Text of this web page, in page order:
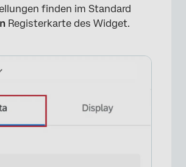
finden im Standard
Registerkarte des Widget.